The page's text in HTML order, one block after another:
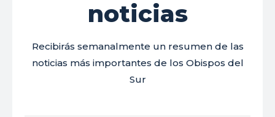
noticias
Recibirás semanalmente un resumen de las
noticias más importantes de los Obispos del
Sur